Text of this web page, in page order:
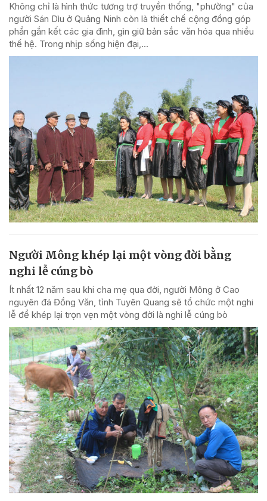
Không chỉ là hình thức tương trợ truyền thống, "phường" của
người Sán Dìu ở Quảng Ninh còn là thiết chế cộng đồng góp
phần gắn kết các gia đình, gìn giữ bản sắc văn hóa qua nhiều
thế hệ. Trong nhịp sống hiện đại,...
Người Mông khép lại một vòng đời bằng
nghi lễ cúng bò
Ít nhất 12 năm sau khi cha mẹ qua đời, người Mông ở Cao
nguyên đá Đồng Văn, tỉnh Tuyên Quang sẽ tổ chức một nghi
lễ để khép lại trọn vẹn một vòng đời là nghi lễ cúng bò